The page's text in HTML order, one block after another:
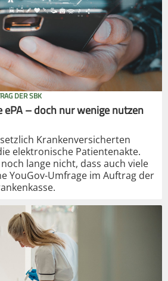
DER SBK
ePA – doch nur wenige nutzen
Krankenversicherten
elektronische Patientenakte.
lange nicht, dass auch viele
YouGov-Umfrage im Auftrag der